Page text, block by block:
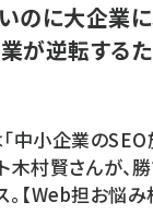
のに大企業に
が逆転するた
中小企業のSEO
木村賢さんが、
【Web担お悩み